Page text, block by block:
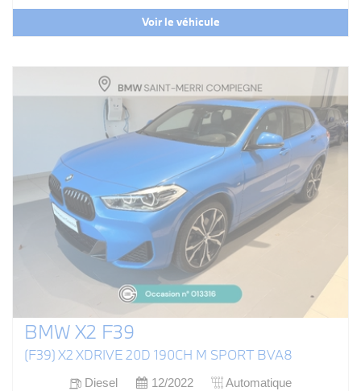
Voir le véhicule
BMW X2 F39
(F39) X2 XDRIVE 20D 190CH M SPORT BVA8
Diesel 12/2022
Automatique